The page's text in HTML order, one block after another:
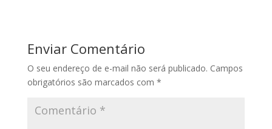
Enviar Comentário
O seu endereço de e-mail não será publicado. Campos
obrigatórios são marcados com *